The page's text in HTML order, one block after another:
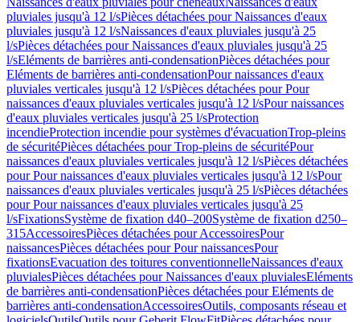
pluviales jusqu'à 12 l/sPièces détachées pour Naissances d'eaux
pluviales jusqu'à 12 l/sNaissances d'eaux pluviales jusqu'à 25
l/sPièces détachées pour Naissances d'eaux pluviales jusqu'à 25
l/sEléments de barrières anti-condensationPièces détachées pour
Eléments de barrières anti-condensationPour naissances d'eaux
pluviales verticales jusqu'à 12 l/sPièces détachées pour Pour
naissances d'eaux pluviales verticales jusqu'à 12 l/sPour naissances
d'eaux pluviales verticales jusqu'à 25 l/sProtection
incendieProtection incendie pour systèmes d'évacuationTrop-pleins
de sécuritéPièces détachées pour Trop-pleins de sécuritéPour
naissances d'eaux pluviales verticales jusqu'à 12 l/sPièces détachées
pour Pour naissances d'eaux pluviales verticales jusqu'à 12 l/sPour
naissances d'eaux pluviales verticales jusqu'à 25 l/sPièces détachées
pour Pour naissances d'eaux pluviales verticales jusqu'à 25
l/sFixationsSystème de fixation d40–200Système de fixation d250–
315AccessoiresPièces détachées pour AccessoiresPour
naissancesPièces détachées pour Pour naissancesPour
fixationsEvacuation des toitures conventionnelleNaissances d'eaux
pluvialesPièces détachées pour Naissances d'eaux pluvialesEléments
de barrières anti-condensationPièces détachées pour Eléments de
barrières anti-condensationAccessoiresOutils, composants réseau et